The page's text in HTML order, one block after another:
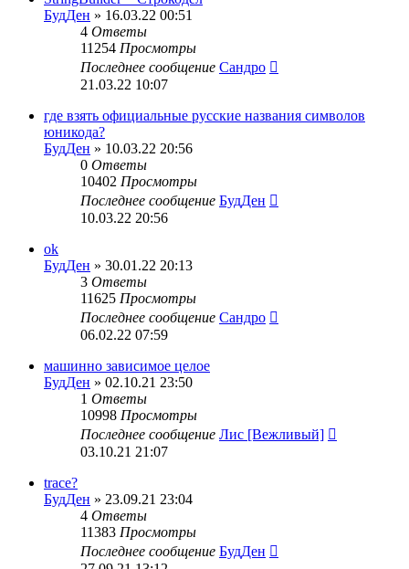
БудДен » 16.03.22 00:51
4 Ответы
11254 Просмотры
Последнее сообщение Сандро
21.03.22 10:07
где взять официальные русские названия символов
юникода?
БудДен » 10.03.22 20:56
0 Ответы
10402 Просмотры
Последнее сообщение БудДен
10.03.22 20:56
ok
БудДен » 30.01.22 20:13
3 Ответы
11625 Просмотры
Последнее сообщение Сандро
06.02.22 07:59
машинно зависимое целое
БудДен » 02.10.21 23:50
1 Ответы
10998 Просмотры
Последнее сообщение Лис [Вежливый]
03.10.21 21:07
trace?
БудДен » 23.09.21 23:04
4 Ответы
11383 Просмотры
Последнее сообщение БудДен